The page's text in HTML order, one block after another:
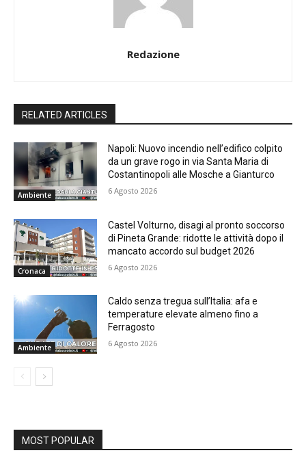
Redazione
RELATED ARTICLES
Ambiente
Napoli: Nuovo incendio nell’edifico colpito
da un grave rogo in via Santa Maria di
Costantinopoli alle Mosche a Gianturco
6 Agosto 2026
Cronaca
Castel Volturno, disagi al pronto soccorso
di Pineta Grande: ridotte le attività dopo il
mancato accordo sul budget 2026
6 Agosto 2026
Ambiente
Caldo senza tregua sull’Italia: afa e
temperature elevate almeno fino a
Ferragosto
6 Agosto 2026
MOST POPULAR